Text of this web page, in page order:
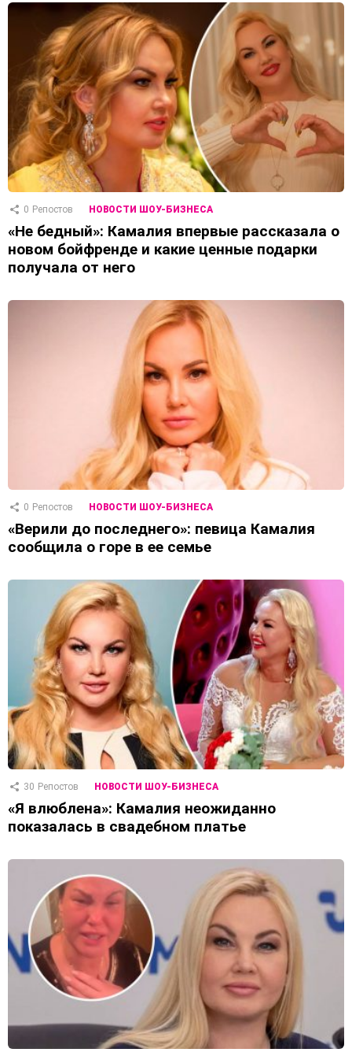
0 Репостов НОВОСТИ ШОУ-БИЗНЕСА
«Не бедный»: Камалия впервые рассказала о
новом бойфренде и какие ценные подарки
получала от него
0 Репостов НОВОСТИ ШОУ-БИЗНЕСА
«Верили до последнего»: певица Камалия
сообщила о горе в ее семье
30 Репостов НОВОСТИ ШОУ-БИЗНЕСА
«Я влюблена»: Камалия неожиданно
показалась в свадебном платье